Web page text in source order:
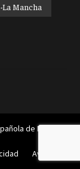
Mancha
de Patentes
Aviso legal